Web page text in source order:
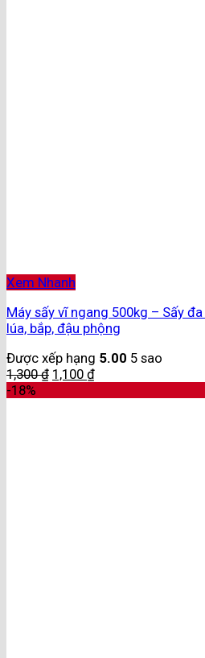
Xem Nhanh
Máy sấy vĩ ngang 500kg – Sấy
lúa, bắp, đậu phộng
Được xếp hạng 5.00 5 sao
1,300₫ 1,100 ₫
-18%